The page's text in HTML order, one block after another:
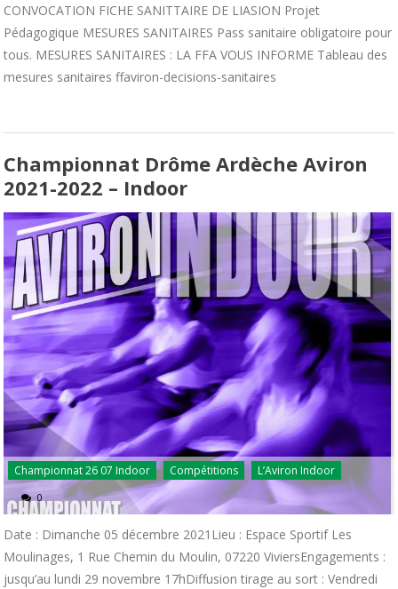
CONVOCATION FICHE SANITTAIRE DE LIASION Projet
Pédagogique MESURES SANITAIRES Pass sanitaire obligatoire pour
tous. MESURES SANITAIRES : LA FFA VOUS INFORME Tableau des
mesures sanitaires ffaviron-decisions-sanitaires
Championnat Drôme Ardèche Aviron
2021-2022 – Indoor
Championnat 26 07 Indoor Compétitions L’Aviron Indoor
0
Date : Dimanche 05 décembre 2021Lieu : Espace Sportif Les
Moulinages, 1 Rue Chemin du Moulin, 07220 ViviersEngagements :
jusqu’au lundi 29 novembre 17hDiffusion tirage au sort : Vendredi